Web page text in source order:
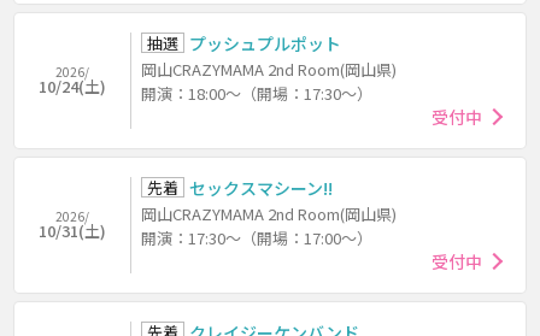
2026/
10/24(土)
抽選 プッシュプルポット
岡山CRAZYMAMA 2nd Room(岡山県)
開演：18:00～（開場：17:30～）
受付中
2026/
10/31(土)
先着 セックスマシーン!!
岡山CRAZYMAMA 2nd Room(岡山県)
開演：17:30～（開場：17:00～）
受付中